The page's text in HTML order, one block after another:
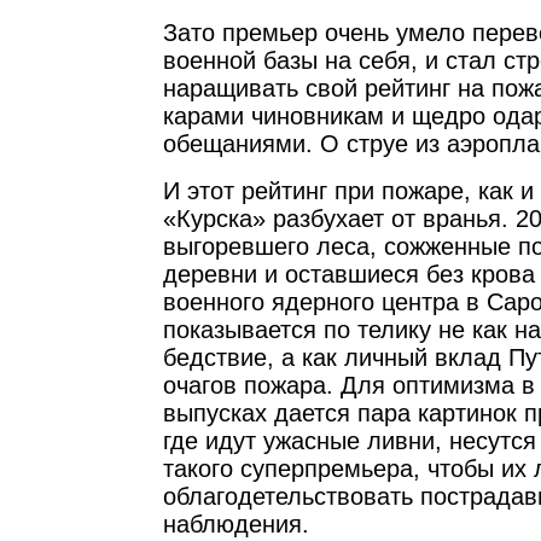
Зато премьер очень умело
военной базы на себя, и стал
наращивать свой рейтинг на
карами чиновникам и щедро
обещаниями. О струе из
И этот рейтинг при пожаре, как
«Курска» разбухает от вранья.
выгоревшего леса, сожженные
деревни и оставшиеся без
военного ядерного центра в
показывается по телику не как
бедствие, а как личный вклад
очагов пожара. Для оптимизма в
выпусках дается пара картинок
где идут ужасные ливни,
такого суперпремьера, чтобы их
облагодетельствовать
наблюдения.